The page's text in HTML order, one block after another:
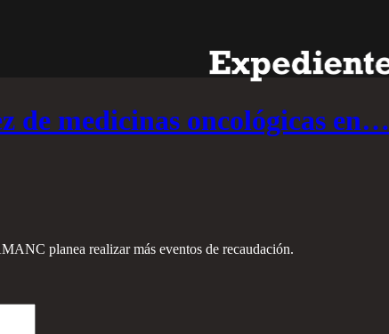
de medicinas oncológicas en…
planea realizar más eventos de recaudación.